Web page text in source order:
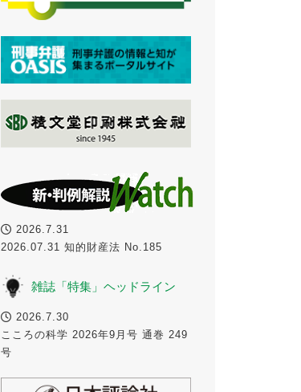
2026.7.31
2026.07.31 知的財産法 No.185
雑誌「特集」ヘッドライン
2026.7.30
こころの科学 2026年9月号 通巻 249
号